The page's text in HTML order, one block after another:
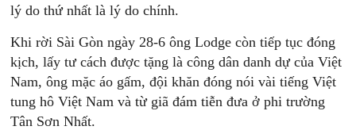
lý do thứ nhất là lý do chính.
Khi rời Sài Gòn ngày 28-6 ông Lodge còn tiếp tục đóng
kịch, lấy tư cách được tặng là công dân danh dự của Việt
Nam, ông mặc áo gấm, đội khăn đóng nói vài tiếng Việt
tung hô Việt Nam và từ giã đám tiễn đưa ở phi trường
Tân Sơn Nhất.